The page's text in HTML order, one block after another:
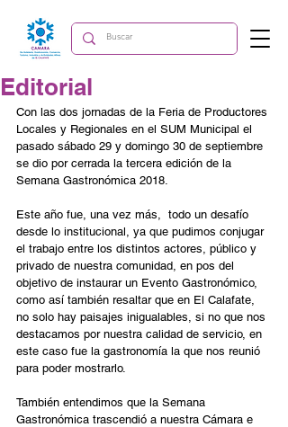
Editorial
Con las dos jornadas de la Feria de Productores
Locales y Regionales en el SUM Municipal el
pasado sábado 29 y domingo 30 de septiembre
se dio por cerrada la tercera edición de la
Semana Gastronómica 2018.
Este año fue, una vez más,  todo un desafío
desde lo institucional, ya que pudimos conjugar
el trabajo entre los distintos actores, público y
privado de nuestra comunidad, en pos del
objetivo de instaurar un Evento Gastronómico,
como así también resaltar que en El Calafate,
no solo hay paisajes inigualables, si no que nos
destacamos por nuestra calidad de servicio, en
este caso fue la gastronomía la que nos reunió
para poder mostrarlo.
También entendimos que la Semana
Gastronómica trascendió a nuestra Cámara e